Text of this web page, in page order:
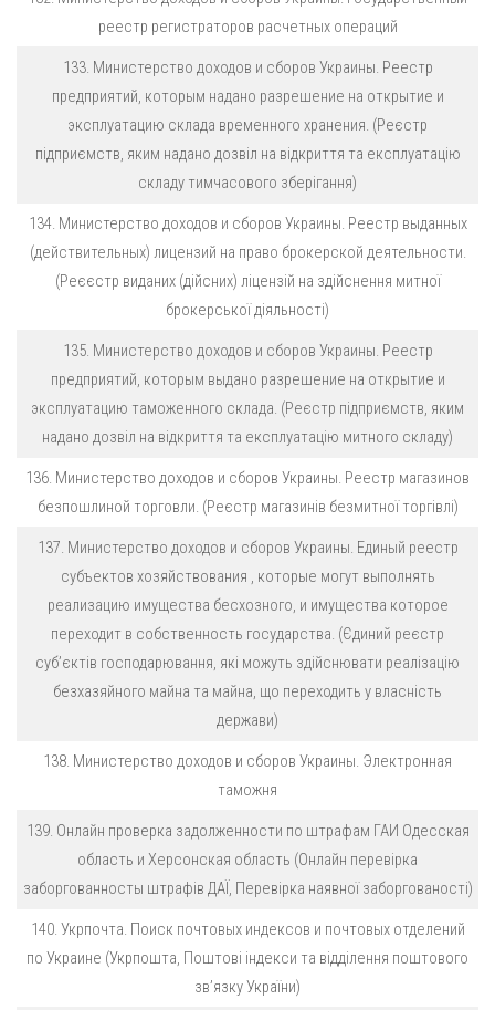
реестр регистраторов расчетных операций
133. Министерство доходов и сборов Украины. Реестр
предприятий, которым надано разрешение на открытие и
эксплуатацию склада временного хранения. (Реєстр
підприємств, яким надано дозвіл на відкриття та експлуатацію
складу тимчасового зберігання)
134. Министерство доходов и сборов Украины. Реестр выданных
(действительных) лицензий на право брокерской деятельности.
(Реєєстр виданих (дійсних) ліцензій на здійснення митної
брокерської діяльності)
135. Министерство доходов и сборов Украины. Реестр
предприятий, которым выдано разрешение на открытие и
эксплуатацию таможенного склада. (Реєстр підприємств, яким
надано дозвіл на відкриття та експлуатацію митного складу)
136. Министерство доходов и сборов Украины. Реестр магазинов
безпошлиной торговли. (Реєстр магазинів безмитної торгівлі)
137. Министерство доходов и сборов Украины. Единый реестр
субъектов хозяйствования , которые могут выполнять
реализацию имущества бесхозного, и имущества которое
переходит в собственность государства. (Єдиний реєстр
суб’єктів господарювання, які можуть здійснювати реалізацію
безхазяйного майна та майна, що переходить у власність
держави)
138. Министерство доходов и сборов Украины. Электронная
таможня
139. Онлайн проверка задолженности по штрафам ГАИ Одесская
область и Херсонская область (Онлайн перевірка
заборгованносты штрафів ДАЇ, Перевірка наявної заборгованості)
140. Укрпочта. Поиск почтовых индексов и почтовых отделений
по Украине (Укрпошта, Поштові індекси та відділення поштового
зв’язку України)